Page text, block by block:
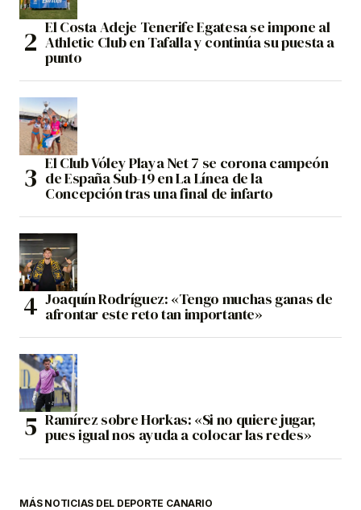
El Costa Adeje Tenerife Egatesa se impone al
Athletic Club en Tafalla y continúa su puesta a
punto
El Club Vóley Playa Net 7 se corona campeón
de España Sub-19 en La Línea de la
Concepción tras una final de infarto
Joaquín Rodríguez: «Tengo muchas ganas de
afrontar este reto tan importante»
Ramírez sobre Horkas: «Si no quiere jugar,
pues igual nos ayuda a colocar las redes»
MÁS NOTICIAS DEL DEPORTE CANARIO